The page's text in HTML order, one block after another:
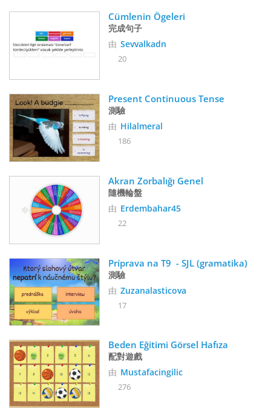
Cümlenin Ögeleri
完成句子
由 Sevvalkadn
20
Present Continuous Tense
測驗
由 Hilalmeral
186
Akran Zorbalığı Genel
隨機輪盤
由 Erdembahar45
22
Príprava na T9  - SJL (gramatika)
測驗
由 Zuzanalasticova
17
Beden Eğitimi Görsel Hafıza
配對遊戲
由 Mustafacingilic
276